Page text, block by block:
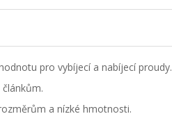
pro vybíjecí a nabíjecí proudy.
a nízké hmotnosti.